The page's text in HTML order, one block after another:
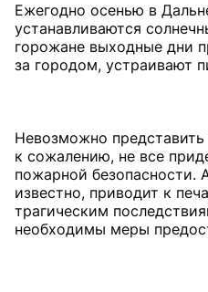
Ежегодно осенью в
устанавливаются
горожане выходные дни
за городом, устраивают
Невозможно
к сожалению, не все
пожарной безопасности.
известно, приводит к
трагическим
необходимы меры